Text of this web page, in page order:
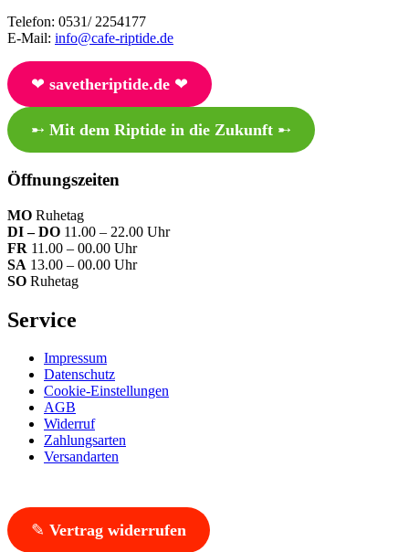
Telefon: 0531/ 2254177
E-Mail: info@cafe-riptide.de
❤︎ savetheriptide.de❤︎
➸ Mit dem Riptide in die Zukunft➸
Öffnungszeiten
MO Ruhetag
DI – DO 11.00 – 22.00 Uhr
FR 11.00 – 00.00 Uhr
SA 13.00 – 00.00 Uhr
SO Ruhetag
Service
Impressum
Datenschutz
Cookie-Einstellungen
AGB
Widerruf
Zahlungsarten
Versandarten
✎ Vertrag widerrufen